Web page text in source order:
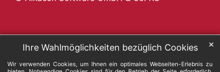
Ihre Wahlmöglichkeiten bezüglich Cookies
Wir verwenden Cookies, um Ihnen ein optimales Webseiten-Erlebnis zu
✕